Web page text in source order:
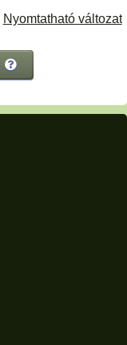
Nyomtatható változat